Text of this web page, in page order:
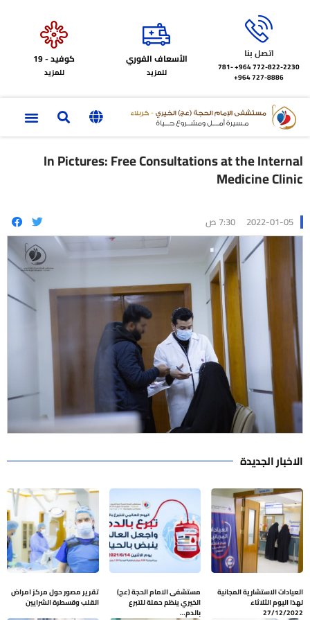
اتصل بنا
772-822-2230‏ 964+
781-
727-8886 964+
الأسعاف الفوري
للمزيد
كوفيد - 19
للمزيد
In Pictures: Free Consultations at the Internal
Medicine Clinic
2022-01-05 7:30 ص
الاخبار الجديدة
العيادات الاستشارية المجانية
لهذا اليوم الثلاثاء
27/12/2022
مستشفى الامام الحجة (عج)
الخيري ينظم حملة للتبرع
بالدم…
تقرير مصور حول مركز امراض
القلب وقسطرة الشرايين